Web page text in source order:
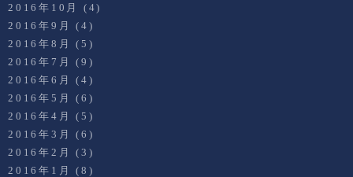
2016年10月
(4)
2016年9月
(4)
2016年8月
(5)
2016年7月
(9)
2016年6月
(4)
2016年5月
(6)
2016年4月
(5)
2016年3月
(6)
2016年2月
(3)
2016年1月
(8)